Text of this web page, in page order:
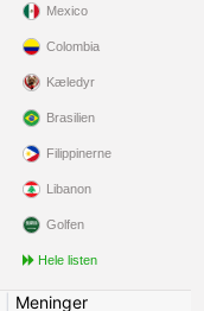
Mexico
Colombia
Kæledyr
Brasilien
Filippinerne
Libanon
Golfen
Hele listen
Meninger